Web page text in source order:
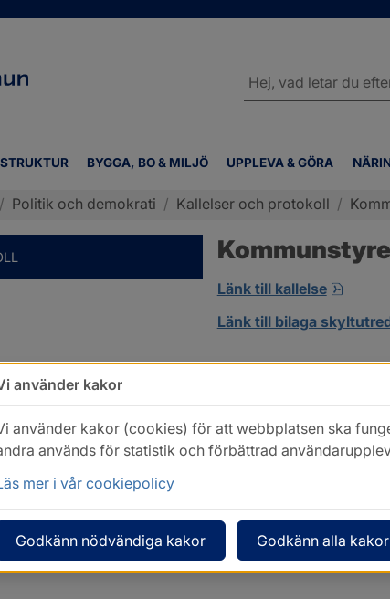
BYGGA, BO & MILJÖ UPPLEVA & GÖRA
webbplatsen
/ Politik och demokrati / Kallelser och protokoll /
Länk till kallelse
pdf,
Länk till bilaga
använder kakor
använder kakor (cookies) för att webbplatsen ska
används för statistik och förbättrad
mer i vår cookiepolicy
Godkänn nödvändiga kakor Godkänn alla kakor